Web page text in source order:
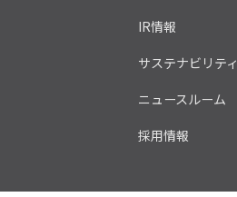
IR情報
サステナビリティ
ニュースルーム
採用情報